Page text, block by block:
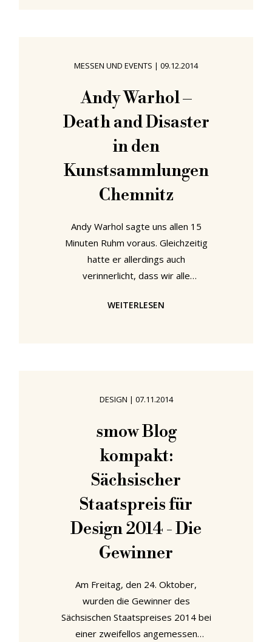
MESSEN UND EVENTS | 09.12.2014
Andy Warhol –
Death and Disaster
in den
Kunstsammlungen
Chemnitz
Andy Warhol sagte uns allen 15
Minuten Ruhm voraus. Gleichzeitig
hatte er allerdings auch
verinnerlicht, dass wir alle
würden. Seine Auseinandersetzung
den Kunstsammlungen Chemnitz
nachvollziehen - und das anhand von
Arbeiten, die ebenso lebendig,
kritisch und komplex sind wie die, in
denen sich Warhol mit den Launen
der
WEITERLESEN
DESIGN | 07.11.2014
smow Blog
kompakt:
Sächsischer
Staatspreis für
Design 2014 - Die
Gewinner
Am Freitag, den 24. Oktober,
wurden die Gewinner des
Sächsischen Staatspreises 2014 bei
einer zweifellos angemessen